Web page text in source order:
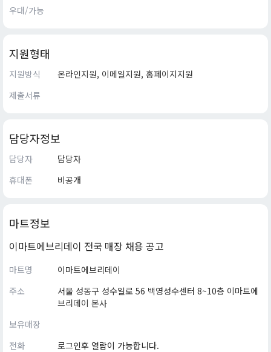
우대/가능
지원형태
지원방식
온라인지원, 이메일지원, 홈페이지지원
제출서류
담당자정보
담당자
담당자
휴대폰
비공개
마트정보
이마트에브리데이 전국 매장 채용 공고
마트명
이마트에브리데이
주소
서울 성동구 성수일로 56 백영성수센터 8~10층 이마트에
브리데이 본사
보유매장
전화
로그인후 열람이 가능합니다.